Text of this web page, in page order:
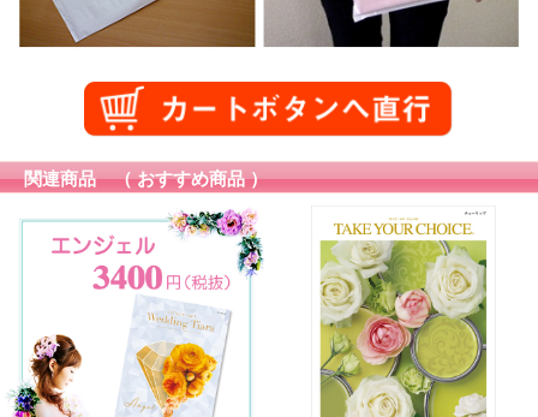
関連商品 （ おすすめ商品 ）